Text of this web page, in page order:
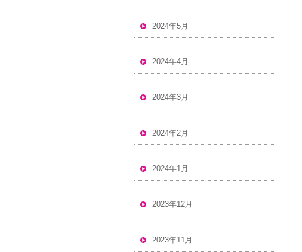
2024年5月
2024年4月
2024年3月
2024年2月
2024年1月
2023年12月
2023年11月